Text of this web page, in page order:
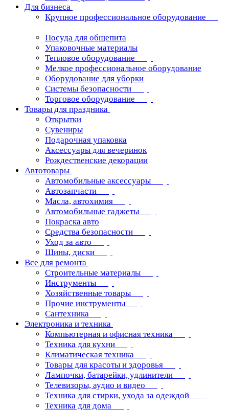
Для бизнеса
Крупное профессиональное оборудование
Посуда для общепита
Упаковочные материалы
Тепловое оборудование
Мелкое профессиональное оборудование
Оборудование для уборки
Системы безопасности
Торговое оборудование
Товары для праздника
Открытки
Сувениры
Подарочная упаковка
Аксессуары для вечеринок
Рождественские декорации
Автотовары
Автомобильные аксессуары
Автозапчасти
Масла, автохимия
Автомобильные гаджеты
Покраска авто
Средства безопасности
Уход за авто
Шины, диски
Все для ремонта
Строительные материалы
Инструменты
Хозяйственные товары
Прочие инструменты
Сантехника
Электроника и техника
Компьютерная и офисная техника
Техника для кухни
Климатическая техника
Товары для красоты и здоровья
Лампочки, батарейки, удлинители
Телевизоры, аудио и видео
Техника для стирки, ухода за одеждой
Техника для дома